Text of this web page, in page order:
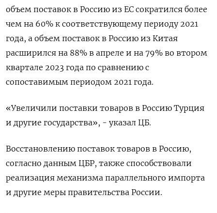
объем поставок в Россию из ЕС сократился более
чем на 60% к соответствующему периоду 2021
года, а объем поставок в Россию из Китая
расширился на 88% в апреле и на 79% во втором
квартале 2023 года по сравнению с
сопоставимым периодом 2021 года.
«Увеличили поставки товаров в Россию Турция
и другие государства», - указал ЦБ.
Восстановлению поставок товаров в Россию,
согласно данным ЦБР, также способствовали
реализация механизма параллельного импорта
и другие меры правительства России.